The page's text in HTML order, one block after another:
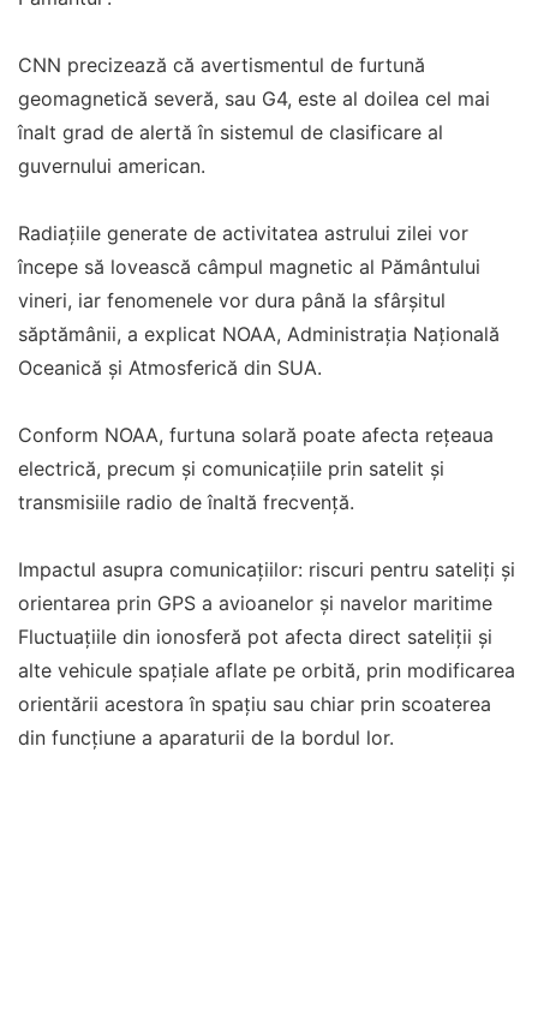
CNN precizează că avertismentul de furtună
geomagnetică severă, sau G4, este al doilea cel mai
înalt grad de alertă în sistemul de clasificare al
guvernului american.
Radiațiile generate de activitatea astrului zilei vor
începe să lovească câmpul magnetic al Pământului
vineri, iar fenomenele vor dura până la sfârșitul
săptămânii, a explicat NOAA, Administrația Națională
Oceanică și Atmosferică din SUA.
Conform NOAA, furtuna solară poate afecta rețeaua
electrică, precum și comunicațiile prin satelit și
transmisiile radio de înaltă frecvență.
Impactul asupra comunicațiilor: riscuri pentru sateliți și
orientarea prin GPS a avioanelor și navelor maritime
Fluctuațiile din ionosferă pot afecta direct sateliții și
alte vehicule spațiale aflate pe orbită, prin modificarea
orientării acestora în spațiu sau chiar prin scoaterea
din funcțiune a aparaturii de la bordul lor.